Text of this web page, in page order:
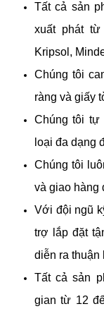
Tất cả sản
xuất phát
Kripsol,
Chúng tôi
ràng và giấy
Chúng tôi tự
loại đa dạng
Chúng tôi
và giao hàng
Với đội ngũ
trợ lắp đặt
diễn ra thuận
Tất cả sản
gian từ 12